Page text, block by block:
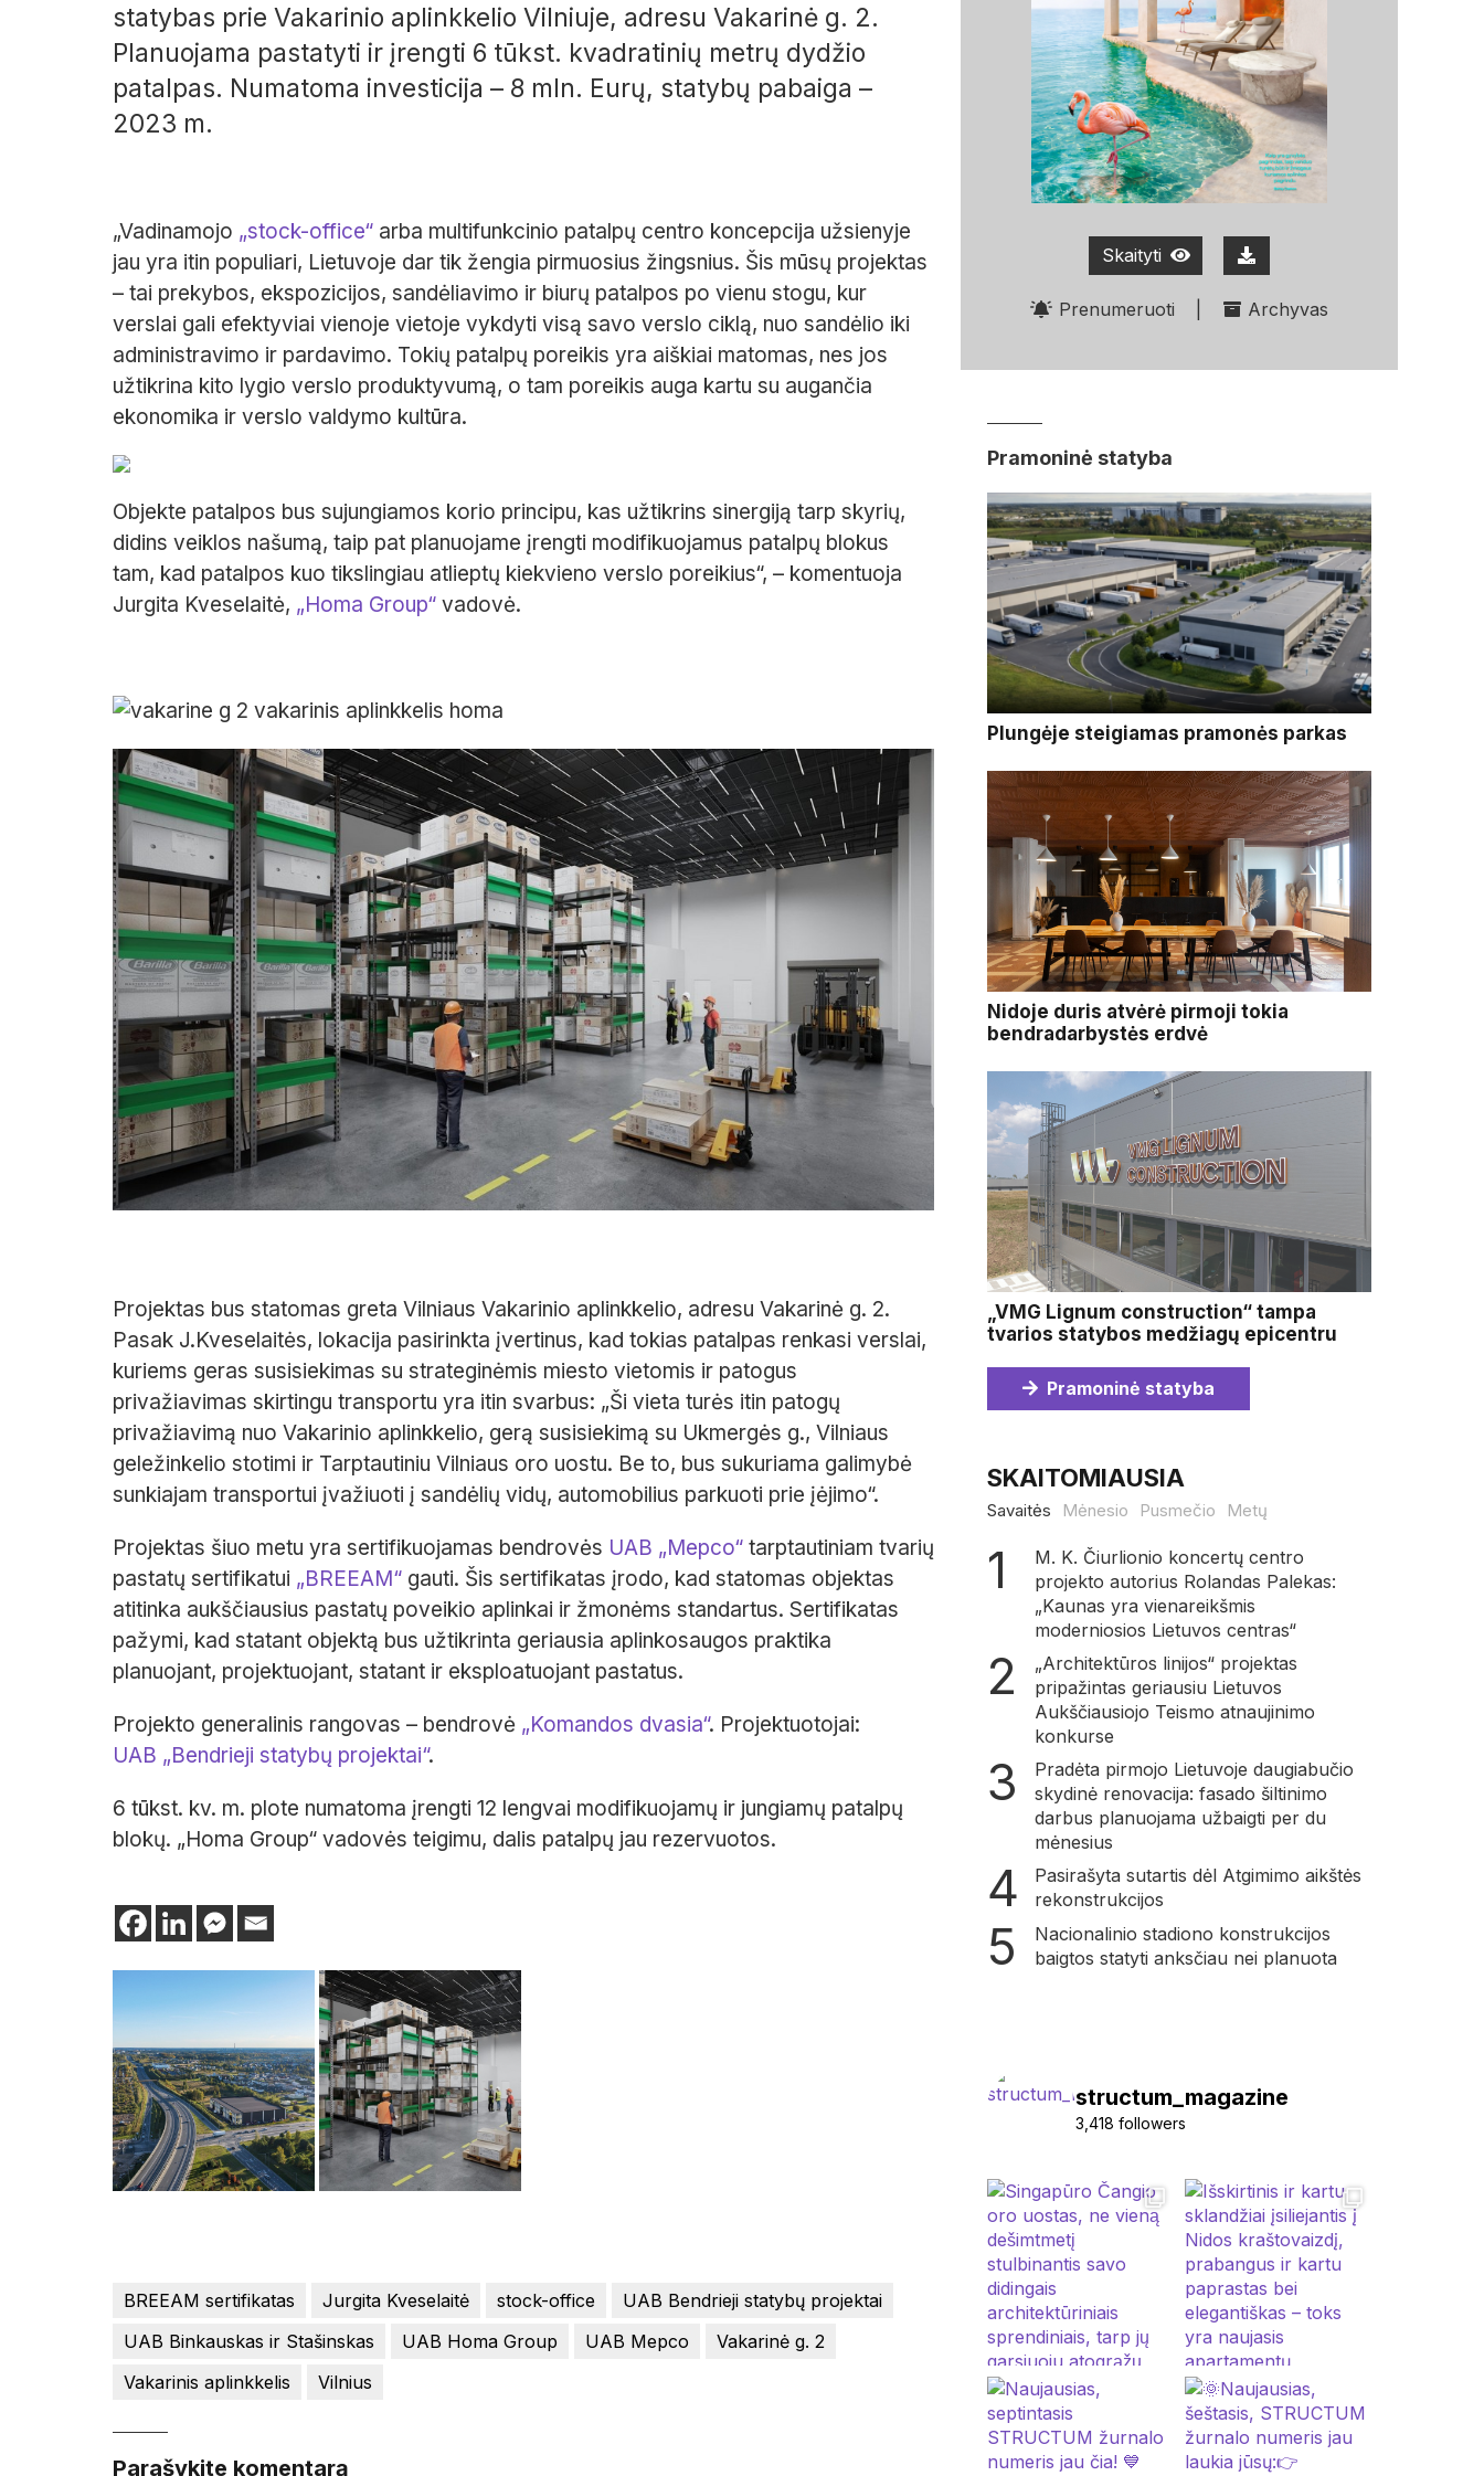
statybas prie Vakarinio aplinkkelio Vilniuje, adresu Vakarinė g. 2.
Planuojama pastatyti ir įrengti 6 tūkst. kvadratinių metrų dydžio
patalpas. Numatoma investicija – 8 mln. Eurų, statybų pabaiga –
2023 m.
„Vadinamojo „stock-office“ arba multifunkcinio patalpų centro koncepcija užsienyje
jau yra itin populiari, Lietuvoje dar tik žengia pirmuosius žingsnius. Šis mūsų projektas
– tai prekybos, ekspozicijos, sandėliavimo ir biurų patalpos po vienu stogu, kur
verslai gali efektyviai vienoje vietoje vykdyti visą savo verslo ciklą, nuo sandėlio iki
administravimo ir pardavimo. Tokių patalpų poreikis yra aiškiai matomas, nes jos
užtikrina kito lygio verslo produktyvumą, o tam poreikis auga kartu su augančia
ekonomika ir verslo valdymo kultūra.
Objekte patalpos bus sujungiamos korio principu, kas užtikrins sinergiją tarp skyrių,
didins veiklos našumą, taip pat planuojame įrengti modifikuojamus patalpų blokus
tam, kad patalpos kuo tikslingiau atlieptų kiekvieno verslo poreikius“, – komentuoja
Jurgita Kveselaitė, „Homa Group“ vadovė.
Projektas bus statomas greta Vilniaus Vakarinio aplinkkelio, adresu Vakarinė g. 2.
Pasak J.Kveselaitės, lokacija pasirinkta įvertinus, kad tokias patalpas renkasi verslai,
kuriems geras susisiekimas su strateginėmis miesto vietomis ir patogus
privažiavimas skirtingu transportu yra itin svarbus: „Ši vieta turės itin patogų
privažiavimą nuo Vakarinio aplinkkelio, gerą susisiekimą su Ukmergės g., Vilniaus
geležinkelio stotimi ir Tarptautiniu Vilniaus oro uostu. Be to, bus sukuriama galimybė
sunkiajam transportui įvažiuoti į sandėlių vidų, automobilius parkuoti prie įėjimo“.
Projektas šiuo metu yra sertifikuojamas bendrovės UAB „Mepco“ tarptautiniam tvarių
pastatų sertifikatui „BREEAM“ gauti. Šis sertifikatas įrodo, kad statomas objektas
atitinka aukščiausius pastatų poveikio aplinkai ir žmonėms standartus. Sertifikatas
pažymi, kad statant objektą bus užtikrinta geriausia aplinkosaugos praktika
planuojant, projektuojant, statant ir eksploatuojant pastatus.
Projekto generalinis rangovas – bendrovė „Komandos dvasia“. Projektuotojai:
UAB „Bendrieji statybų projektai“.
6 tūkst. kv. m. plote numatoma įrengti 12 lengvai modifikuojamų ir jungiamų patalpų
blokų. „Homa Group“ vadovės teigimu, dalis patalpų jau rezervuotos.
BREEAM sertifikatas Jurgita Kveselaitė stock-office
UAB Bendrieji statybų projektai
UAB Binkauskas ir Stašinskas
UAB Homa Group UAB Mepco
Vakarinė g. 2
Vakarinis aplinkkelis
Vilnius
Parašykite komentarą
Skaityti
Prenumeruoti Archyvas
Pramoninė statyba
Plungėje steigiamas pramonės parkas
Nidoje duris atvėrė pirmoji tokia
bendradarbystės erdvė
„VMG Lignum construction“ tampa
tvarios statybos medžiagų epicentru
Pramoninė statyba
SKAITOMIAUSIA
Savaitės Mėnesio Pusmečio Metų
M. K. Čiurlionio koncertų centro
projekto autorius Rolandas Palekas:
„Kaunas yra vienareikšmis
moderniosios Lietuvos centras“
„Architektūros linijos“ projektas
pripažintas geriausiu Lietuvos
Aukščiausiojo Teismo atnaujinimo
konkurse
Pradėta pirmojo Lietuvoje daugiabučio
skydinė renovacija: fasado šiltinimo
darbus planuojama užbaigti per du
mėnesius
Pasirašyta sutartis dėl Atgimimo aikštės
rekonstrukcijos
Nacionalinio stadiono konstrukcijos
baigtos statyti anksčiau nei planuota
structum_magazine
3,418 followers